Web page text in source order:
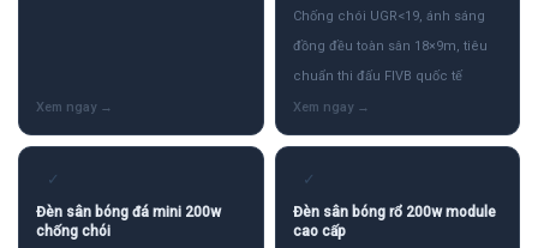
Chống chói UGR<19, ánh sáng
đồng đều toàn sân 18×9m, tiêu
chuẩn thi đấu FIVB quốc tế
✓
Đèn sân bóng đá mini 200w
chống chói
✓
Đèn sân bóng rổ 200w module
cao cấp